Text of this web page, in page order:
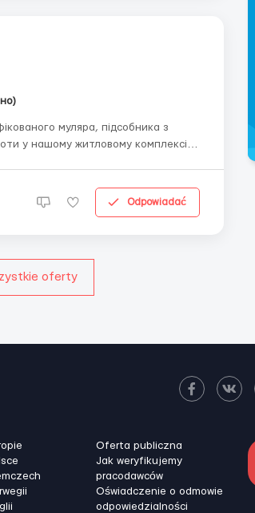
муляра, підсобника з
у нашому житловому комплексі.
Odpowiadać
oferty
Oferta publiczna
Jak weryfikujemy
pracodawców
Oświadczenie o odmowie
odpowiedzialności